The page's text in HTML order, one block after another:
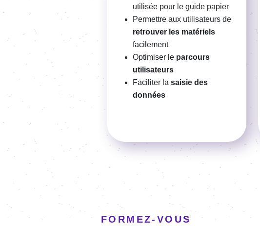
utilisée pour le guide papier
Permettre aux utilisateurs de
retrouver les matériels
facilement
Optimiser le parcours
utilisateurs
Faciliter la saisie des
données
FORMEZ-VOUS